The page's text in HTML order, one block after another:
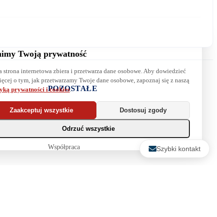
POZOSTAŁE
Najpopularniejsze książki
Blog
Współpraca
Twoją prywatność
strona internetowa zbiera i przetwarza dane osobowe. Aby dowiedzieć
o tym, jak przetwarzamy Twoje dane osobowe, zapoznaj się z naszą
prywatności i cookies.
Dostosuj zgody
Zaakceptuj wszystkie
Odrzuć wszystkie
Szybki kontakt
Wyrażam zgodę na przetwarzanie danych. Zapoznaj się z naszą
polityką prywatności.